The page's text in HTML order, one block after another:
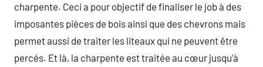
charpente. Ceci a pour objectif de finaliser le job à des
imposantes pièces de bois ainsi que des chevrons mais
permet aussi de traiter les liteaux qui ne peuvent être
percés. Et là, la charpente est traitée au cœur jusqu’à